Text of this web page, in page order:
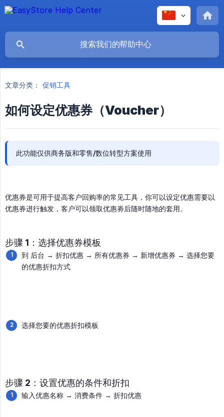
文章分类： 促销工具
如何设定优惠券（Voucher）
此功能仅供商务版和零售/数位转型方案使用
优惠券是可用于提高客户回购率的常见工具，你可以设定优惠需要以
优惠券进行触发，客户可以领取优惠劵后随时随地的套用。
步骤 1：选择优惠券模板
到 后台 → 折扣优惠 → 所有优惠券 → 新增优惠券 → 选择您要
的优惠折扣方式
选择您要的优惠折扣模板
步骤 2：设置优惠的条件和折扣
输入优惠名称 → 消费条件 → 折扣优惠